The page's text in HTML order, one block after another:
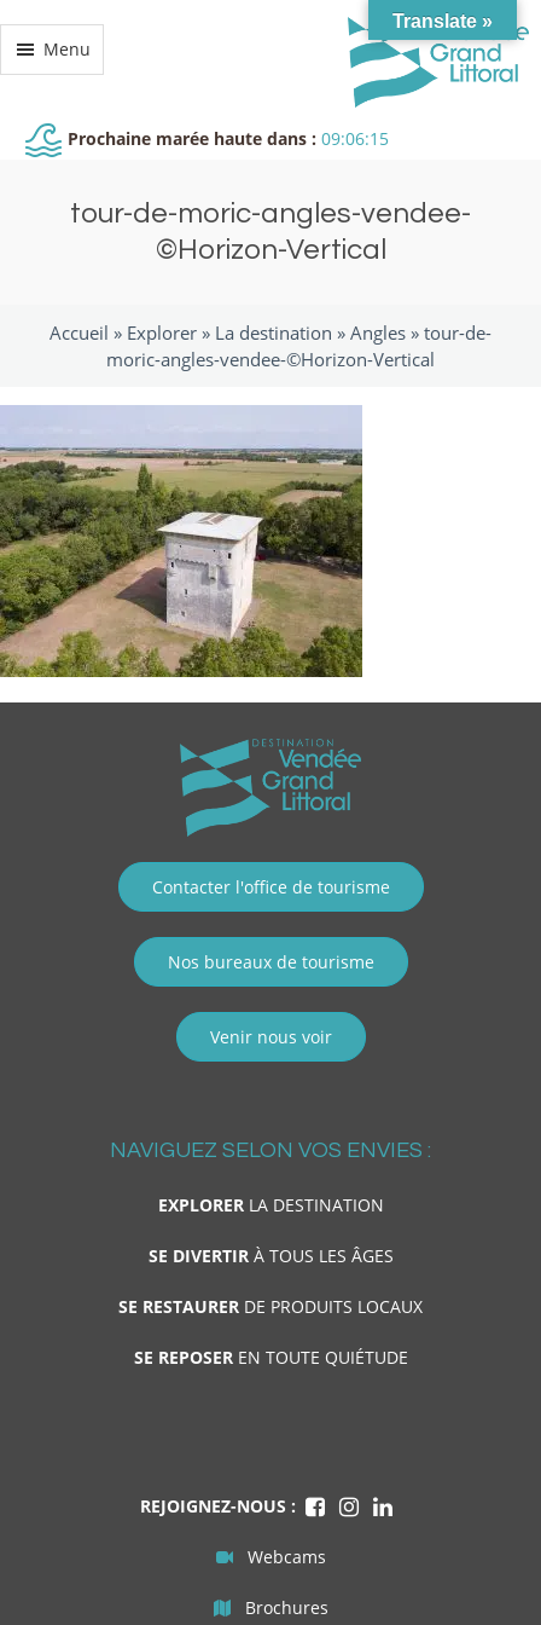
Menu
Prochaine marée haute dans : 09:06:15
tour-de-moric-angles-vendee-
©Horizon-Vertical
Accueil » Explorer » La destination » Angles » tour-de-
moric-angles-vendee-©Horizon-Vertical
Contacter l'office de tourisme
Nos bureaux de tourisme
Venir nous voir
NAVIGUEZ SELON VOS ENVIES :
EXPLORERLA DESTINATION
SE DIVERTIRÀ TOUS LES ÂGES
SE RESTAURER DE PRODUITS LOCAUX
SE REPOSEREN TOUTE QUIÉTUDE
REJOIGNEZ-NOUS :
Webcams
Brochures
Translate »